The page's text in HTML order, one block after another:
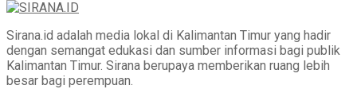
Sirana.id adalah media lokal di Kalimantan Timur yang hadir
dengan semangat edukasi dan sumber informasi bagi publik
Kalimantan Timur. Sirana berupaya memberikan ruang lebih
besar bagi perempuan.